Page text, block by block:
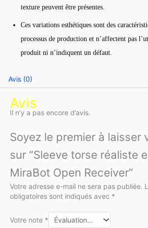
texture peuvent être présentes.
Ces variations esthétiques sont des
processus de production et n’affectent pas
produit ni n’indiquent un défaut.
Avis (0)
Avis
Il n’y a pas encore d’avis.
Soyez le premier à laisser
sur “Sleeve torse réaliste
MiraBot Open Receiver”
Votre adresse e-mail ne sera pas publiée.
obligatoires sont indiqués avec *
Votre note *